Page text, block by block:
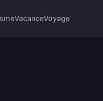
VacanceVoyage